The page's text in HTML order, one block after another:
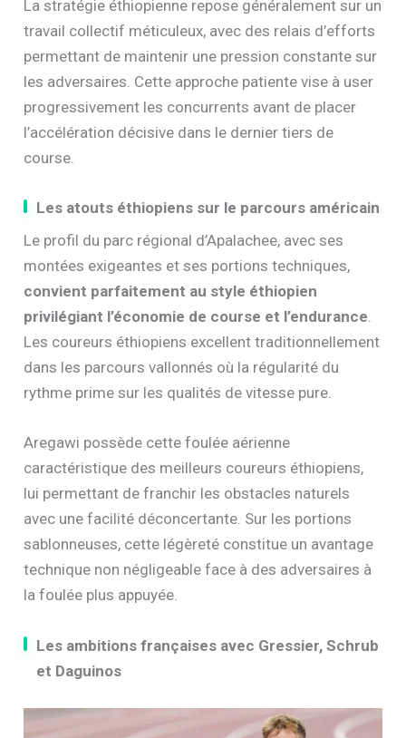
La stratégie éthiopienne repose généralement sur un
travail collectif méticuleux, avec des relais d’efforts
permettant de maintenir une pression constante sur
les adversaires. Cette approche patiente vise à user
progressivement les concurrents avant de placer
l’accélération décisive dans le dernier tiers de
course.
Les atouts éthiopiens sur le parcours américain
Le profil du parc régional d’Apalachee, avec ses
montées exigeantes et ses portions techniques,
convient parfaitement au style éthiopien
privilégiant l’économie de course et l’endurance.
Les coureurs éthiopiens excellent traditionnellement
dans les parcours vallonnés où la régularité du
rythme prime sur les qualités de vitesse pure.
Aregawi possède cette foulée aérienne
caractéristique des meilleurs coureurs éthiopiens,
lui permettant de franchir les obstacles naturels
avec une facilité déconcertante. Sur les portions
sablonneuses, cette légèreté constitue un avantage
technique non négligeable face à des adversaires à
la foulée plus appuyée.
Les ambitions françaises avec Gressier, Schrub
et Daguinos